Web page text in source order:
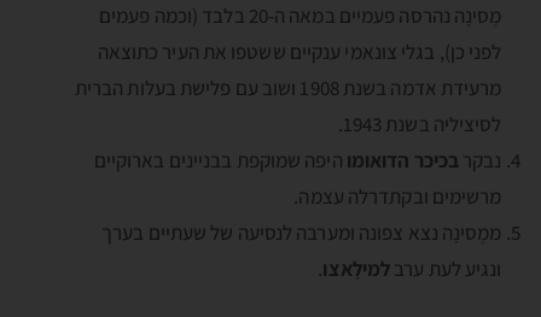
מֶסינָה נהרסה פעמיים במאה ה-20 בלבד (וכמה פעמים
לפני כן), בגלי צונאמי ענקיים ששטפו את העיר כתוצאה
מרעידת אדמה בשנת 1908 ושוב עם פלישת בעלות הברית
לסיציליה בשנת 1943.
נבקר בכיכר הדוּאומו היפה שמוקפת בבניינים בארוקיים
מרשימים ובקתדרלה עצמה.
ממֶסינָה נצא צפונה ומערבה לנסיעה של שעתיים בערך
ונגיע לעת ערבלמילָאצו.